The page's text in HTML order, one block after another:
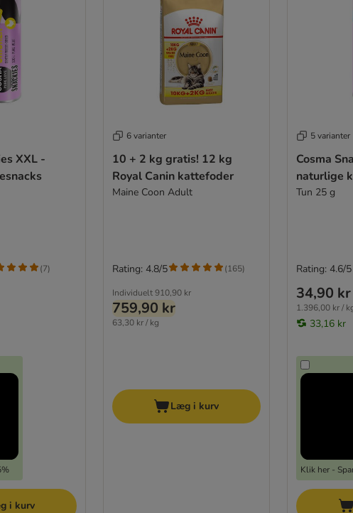
XXL -
(7)
i kurv
6 varianter
10 + 2 kg gratis! 12 kg
Royal Canin kattefoder
Maine Coon Adult
Individuelt 910,90 kr
759,90 kr
63,30 kr / kg
Rating: 4.8/5 (165)
Læg i kurv
5 varianter
Cosma
naturlige
Tun 25 g
34,90 kr
1.396,00 kr /
33,16 kr
Klik her -
Rating: 4.6/5